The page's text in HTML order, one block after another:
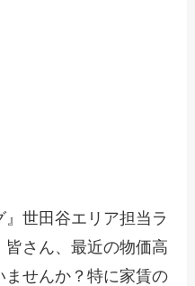
世田谷エリア担当ラ
さん、最近の物価高
せんか？特に家賃の